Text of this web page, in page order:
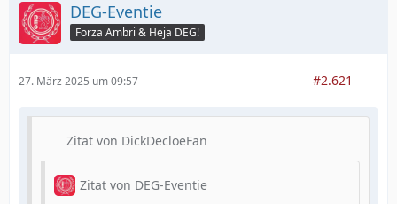
DEG-Eventie
Forza Ambri & Heja DEG!
27. März 2025 um 09:57 #2.621
Zitat von DickDecloeFan
Zitat von DEG-Eventie